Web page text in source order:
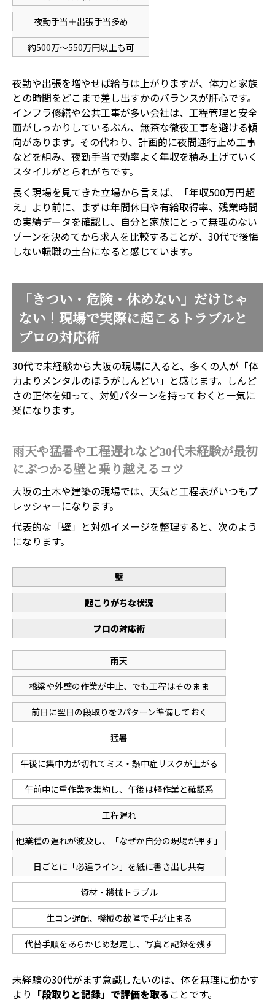
夜勤手当＋出張手当多め
約500万〜550万円以上も可
夜勤や出張を増やせば給与は上がりますが、体力と家族
との時間をどこまで差し出すかのバランスが肝心です。
インフラ修繕や公共工事が多い会社は、工程管理と安全
面がしっかりしているぶん、無茶な徹夜工事を避ける傾
向があります。その代わり、計画的に夜間通行止め工事
などを組み、夜勤手当で効率よく年収を積み上げていく
スタイルがとられがちです。
長く現場を見てきた立場から言えば、「年収500万円超
え」より前に、まずは年間休日や有給取得率、残業時間
の実績データを確認し、自分と家族にとって無理のない
ゾーンを決めてから求人を比較することが、30代で後悔
しない転職の土台になると感じています。
「きつい・危険・休めない」だけじゃ
ない！現場で実際に起こるトラブルと
プロの対応術
30代で未経験から大阪の現場に入ると、多くの人が「体
力よりメンタルのほうがしんどい」と感じます。しんど
さの正体を知って、対処パターンを持っておくと一気に
楽になります。
雨天や猛暑や工程遅れなど30代未経験が最初
にぶつかる壁と乗り越えるコツ
大阪の土木や建築の現場では、天気と工程表がいつもプ
レッシャーになります。
代表的な「壁」と対処イメージを整理すると、次のよう
になります。
壁
起こりがちな状況
プロの対応術
雨天
橋梁や外壁の作業が中止、でも工程はそのまま
前日に翌日の段取りを2パターン準備しておく
猛暑
午後に集中力が切れてミス・熱中症リスクが上がる
午前中に重作業を集約し、午後は軽作業と確認系
工程遅れ
他業種の遅れが波及し、「なぜか自分の現場が押す」
日ごとに「必達ライン」を紙に書き出し共有
資材・機械トラブル
生コン遅配、機械の故障で手が止まる
代替手順をあらかじめ想定し、写真と記録を残す
未経験の30代がまず意識したいのは、体を無理に動かす
より 「段取りと記録」で評価を取ることです。